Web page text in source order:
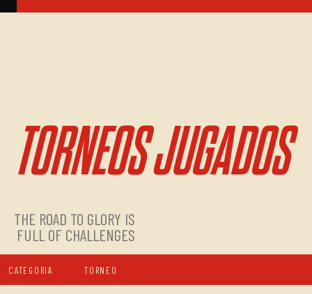
TORNEOS JUGADOS
THE ROAD TO GLORY IS
FULL OF CHALLENGES
CATEGORIA TORNEO